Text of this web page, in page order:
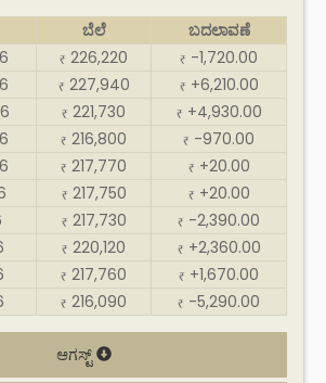
ಬೆಲೆ
ಬದಲಾವಣೆ
₹ 226,220 ₹ -1,720.00
₹ 227,940 ₹ +6,210.00
₹ 221,730 ₹ +4,930.00
₹ 216,800 ₹ -970.00
₹ 217,770 ₹ +20.00
₹ 217,750 ₹ +20.00
₹ 217,730 ₹ -2,390.00
₹ 220,120 ₹ +2,360.00
₹ 217,760 ₹ +1,670.00
₹ 216,090 ₹ -5,290.00
ಆಗಸ್ಟ್